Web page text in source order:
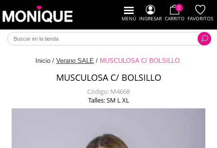
MENÚ INGRESAR
0
CARRITO FAVORITOS
Inicio / Verano SALE / MUSCULOSA C/ BOLSILLO
MUSCULOSA C/ BOLSILLO
Código: M4668
Talles: SM L XL